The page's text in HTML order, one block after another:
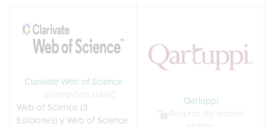
Clarivate Web of Science
Web of Science (3
Ediciones) y Web of Science
Qartuppi